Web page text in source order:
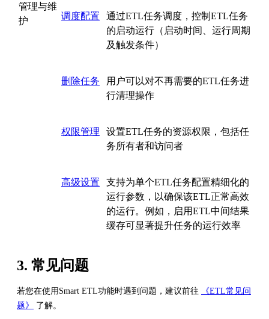
管理与维
护
调度配置
通过ETL任务调度，控制ETL任务
的启动运行（启动时间、运行周期
及触发条件）
删除任务
用户可以对不再需要的ETL任务进
行清理操作
权限管理
设置ETL任务的资源权限，包括任
务所有者和访问者
高级设置
支持为单个ETL任务配置精细化的
运行参数，以确保该ETL正常高效
的运行。例如，启用ETL中间结果
缓存可显著提升任务的运行效率
3. 常见问题
若您在使用Smart ETL功能时遇到问题，建议前往
《ETL常见问
题》
了解。